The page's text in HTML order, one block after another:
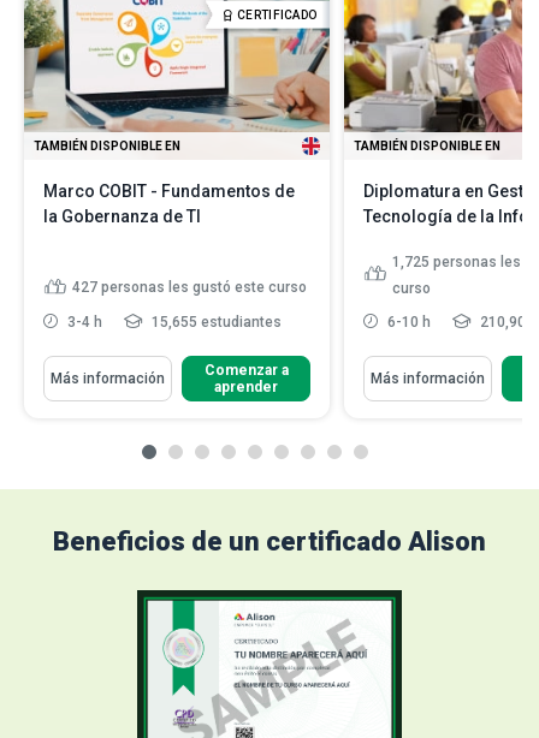
CERTIFICADO
TAMBIÉN DISPONIBLE EN
Marco COBIT - Fundamentos de
la Gobernanza de TI
427 personas les gustó este curso
3-4 h 15,655 estudiantes
Más información
Comenzar a
aprender
TAMBIÉN DISPONIBLE EN
Diplomatura en
Tecnología de la
1,725 personas les
curso
6-10 h
Más información
Beneficios de un certificado Alison